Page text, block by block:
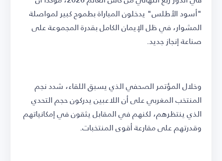
"أسود الأطلس" يدخلون المباراة بطموح كبير لمواصلة
المشوار، في ظل الإيمان الكامل بقدرة المجموعة على
صناعة إنجاز جديد.
وخلال المؤتمر الصحفي الذي يسبق اللقاء، شدد نجم
المنتخب المغربي على أن اللاعبين يدركون حجم التحدي
الذي ينتظرهم، لكنهم في المقابل يثقون في إمكانياتهم
وقدرتهم على مقارعة أقوى المنتخبات.